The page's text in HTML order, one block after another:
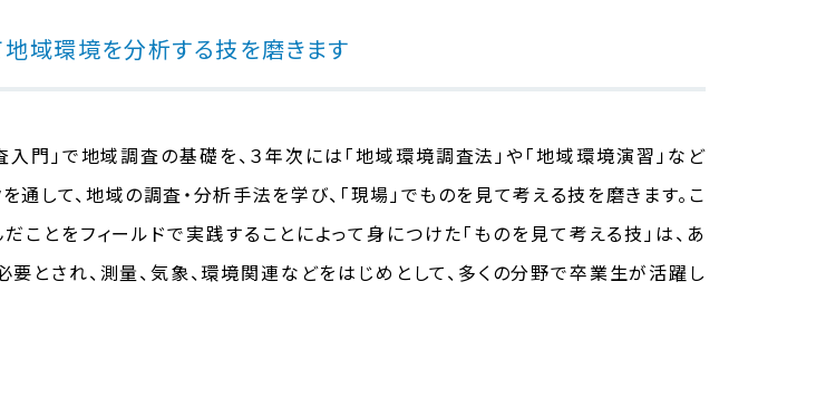
域環境を分析する技を磨きます
入門」で地域調査の基礎を、３年次には「地域環境調査法」や「地域環境演習」など
通して、地域の調査・分析手法を学び、「現場」でものを見て考える技を磨きます。こ
ことをフィールドで実践することによって身につけた「ものを見て考える技」は、あ
要とされ、測量、気象、環境関連などをはじめとして、多くの分野で卒業生が活躍し